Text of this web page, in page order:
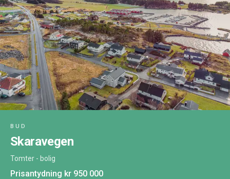
BUD
Skaravegen
Tomter - bolig
Prisantydning kr 950 000